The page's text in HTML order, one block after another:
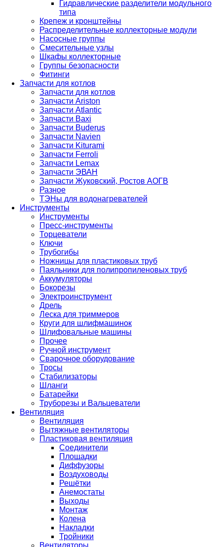
Гидравлические разделители модульного
типа
Крепеж и кронштейны
Распределительные коллекторные модули
Насосные группы
Смесительные узлы
Шкафы коллекторные
Группы безопасности
Фитинги
Запчасти для котлов
Запчасти для котлов
Запчасти Ariston
Запчасти Atlantic
Запчасти Baxi
Запчасти Buderus
Запчасти Navien
Запчасти Kiturami
Запчасти Ferroli
Запчасти Lemax
Запчасти ЭВАН
Запчасти Жуковский, Ростов АОГВ
Разное
ТЭНы для водонагревателей
Инструменты
Инструменты
Пресс-инструменты
Торцеватели
Ключи
Трубогибы
Ножницы для пластиковых труб
Паяльники для полипропиленовых труб
Аккумуляторы
Бокорезы
Электроинструмент
Дрель
Леска для триммеров
Круги для шлифмашинок
Шлифовальные машины
Прочее
Ручной инструмент
Сварочное оборудование
Тросы
Стабилизаторы
Шланги
Батарейки
Труборезы и Вальцеватели
Вентиляция
Вентиляция
Вытяжные вентиляторы
Пластиковая вентиляция
Соединители
Площадки
Диффузоры
Воздуховоды
Решётки
Анемостаты
Выходы
Монтаж
Колена
Накладки
Тройники